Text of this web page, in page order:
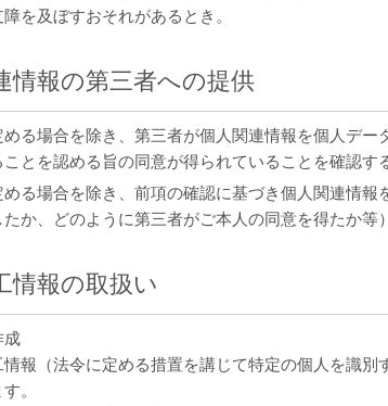
を及ぼすおそれがあるとき。
情報の第三者への提供
る場合を除き、第三者が個人関連情報を個人デ
とを認める旨の同意が得られていることを確認す
る場合を除き、前項の確認に基づき個人関連情報
か、どのように第三者がご本人の同意を得たか等
情報の取扱い
成
報（法令に定める措置を講じて特定の個人を識
。